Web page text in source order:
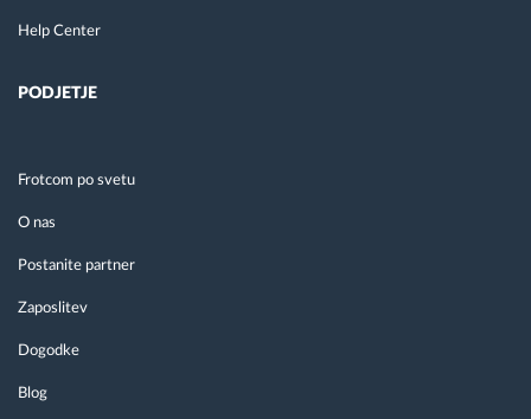
Help Center
PODJETJE
Frotcom po svetu
O nas
Postanite partner
Zaposlitev
Dogodke
Blog